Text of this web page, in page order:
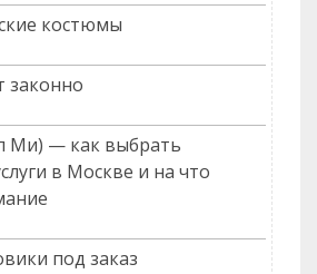
костюмы
законно
Ми) — как выбрать
в Москве и на что
под заказ